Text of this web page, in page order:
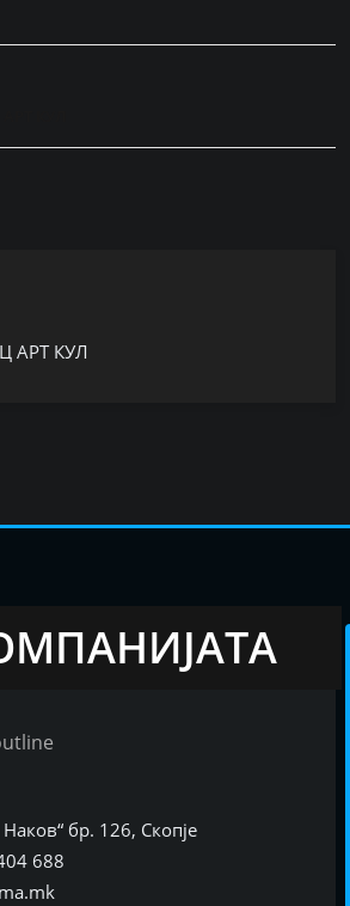
АРТ КУЛ
бр. 126, Скопје
688